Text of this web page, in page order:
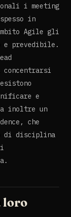
i meeting
in
Agile gli
e prevedibile.
concentrarsi
e
inoltre un
che
di disciplina
loro